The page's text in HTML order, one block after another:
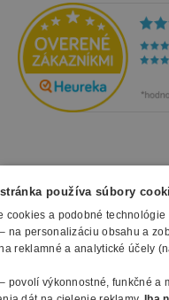
NAKUPOVANIE
Všetko o nákupe
Obchodné podmienky
Spôsoby platby
SLUŽBY
Reklamačný formulár
O FIRME
používa súbory
cookies a podobné
na personalizáciu obsahu a
reklamné a analytické účely
povolí výkonnostné, funkčné a